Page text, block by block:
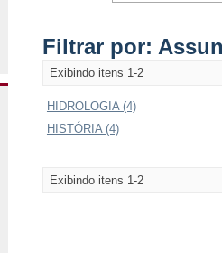
Filtrar por:
Exibindo itens 1-2
HIDROLOGIA (4)
HISTÓRIA (4)
Exibindo itens 1-2